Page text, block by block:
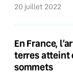
20 juillet 2022
En France,
terres atteint
sommets